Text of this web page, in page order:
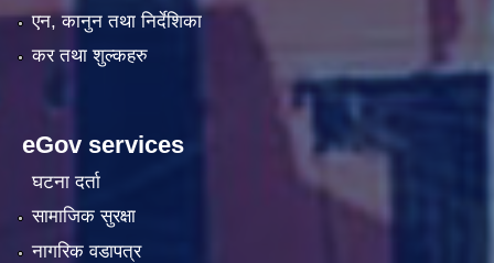
एन, कानुन तथा निर्देशिका
कर तथा शुल्कहरु
eGov services
घटना दर्ता
सामाजिक सुरक्षा
नागरिक वडापत्र